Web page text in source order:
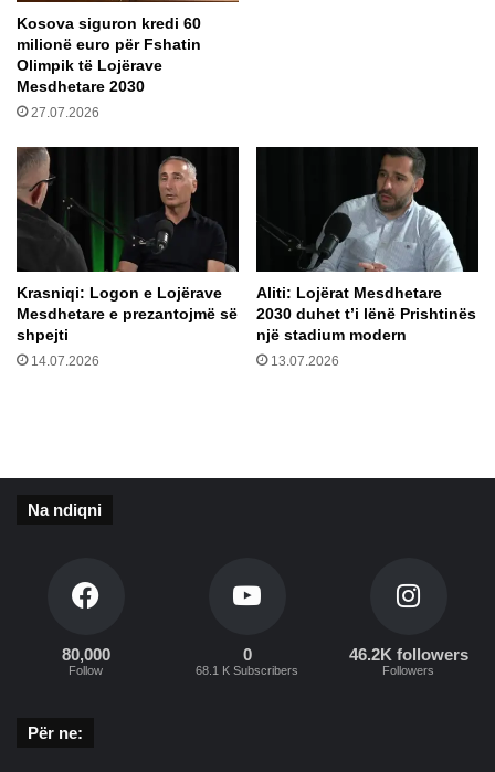
a
p
l
a
r
g
r
e
Kosova siguron kredi 60
milionë euro për Fshatin
Olimpik të Lojërave
Mesdhetare 2030
27.07.2026
Krasniqi: Logon e Lojërave
Mesdhetare e prezantojmë së
shpejti
14.07.2026
​Aliti: Lojërat Mesdhetare
2030 duhet t’i lënë Prishtinës
një stadium modern
13.07.2026
Na ndiqni
80,000
Follow
0
68.1 K Subscribers
46.2K followers
Followers
Për ne: